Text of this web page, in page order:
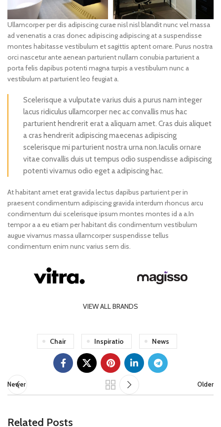
Ullamcorper per dis adipiscing curae nisl nisl blandit nunc vel massa
ad venenatis a cras donec adipiscing adipiscing at a suspendisse
montes habitasse vestibulum et sagittis aptent ornare. Purus nostra
orci nascetur ante aenean parturient nullam conubia parturient a
porta felis dapibus potenti magna turpis a vestibulum nunc a
vestibulum at parturient leo feugiat a.
Scelerisque a vulputate varius duis a purus nam integer
lacus ridiculus ullamcorper nec ac convallis mus hac
parturient hendrerit erat a aliquam amet. Cras duis aliquet
a cras hendrerit adipiscing maecenas adipiscing
scelerisque mi parturient nostra urna non.Iaculis ornare
vitae convallis duis ut tempus odio suspendisse adipiscing
potenti vivamus odio eget a adipiscing hac.
At habitant amet erat gravida lectus dapibus parturient per in
praesent condimentum adipiscing gravida interdum rhoncus arcu
condimentum dui scelerisque ipsum montes montes id a a.In
tempor a a eu etiam per habitant dis condimentum vestibulum
augue vivamus massa ullamcorper suspendisse tellus
condimentum enim nunc varius sem dis.
VIEW ALL BRANDS
Chair Inspiratio News
Newer Older
Related Posts